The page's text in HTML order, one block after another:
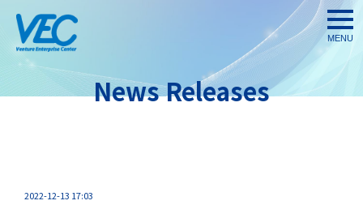
News Releases
2022-12-13 17:03